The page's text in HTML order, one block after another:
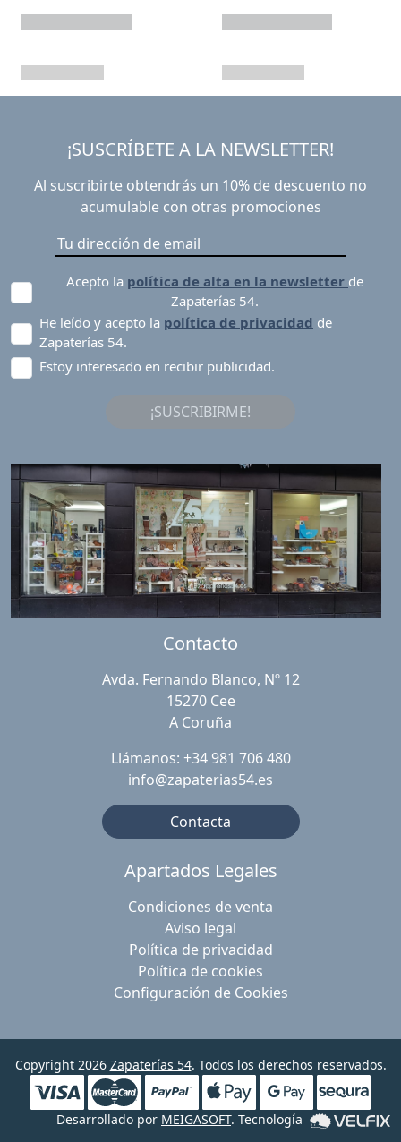
¡SUSCRÍBETE A LA NEWSLETTER!
Al suscribirte obtendrás un 10% de descuento no
acumulable con otras promociones
Acepto la política de alta en la newsletter de
Zapaterías 54.
He leído y acepto la política de privacidad de
Zapaterías 54.
Estoy interesado en recibir publicidad.
¡SUSCRIBIRME!
Contacto
Avda. Fernando Blanco, Nº 12
15270 Cee
A Coruña
Llámanos: +34 981 706 480
info@zapaterias54.es
Contacta
Apartados Legales
Condiciones de venta
Aviso legal
Política de privacidad
Política de cookies
Configuración de Cookies
Copyright 2026 Zapaterías 54. Todos los derechos reservados.
Desarrollado por MEIGASOFT. Tecnología